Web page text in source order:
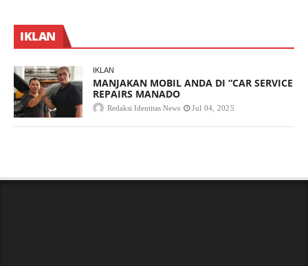
IKLAN
IKLAN
MANJAKAN MOBIL ANDA DI “CAR SERVICE
REPAIRS MANADO
Redaksi Identitas News Jul 04, 2025